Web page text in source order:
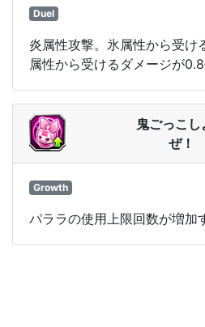
Duel
炎属性攻撃。氷属性から受け
属性から受けるダメージが0.8
鬼ごっこし
ぜ！
Growth
パララの使用上限回数が増加